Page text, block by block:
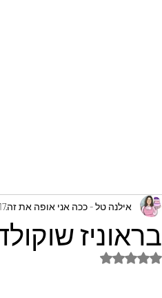
בראוניז
אילנה טל - ככה אני אופה את זה17 באוג׳ 2022
דירוג של NaN מתוך 5 כוכבים